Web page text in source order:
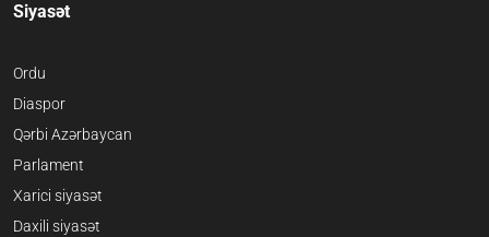
Siyasət
Ordu
Diaspor
Qərbi Azərbaycan
Parlament
Xarici siyasət
Daxili siyasət